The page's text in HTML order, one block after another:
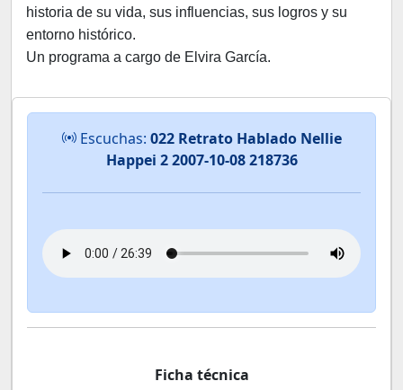
historia de su vida, sus influencias, sus logros y su
entorno histórico.
Un programa a cargo de Elvira García.
Escuchas: 022 Retrato Hablado Nellie
Happei 2 2007-10-08 218736
Ficha técnica